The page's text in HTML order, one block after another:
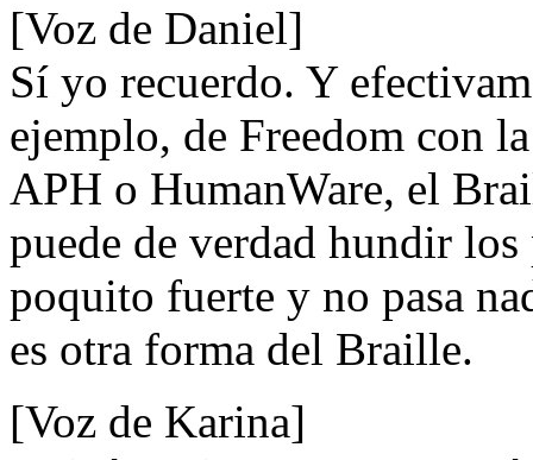
[Voz de Daniel]
Sí yo recuerdo. Y
ejemplo, de Freedom con
APH o HumanWare, el
puede de verdad hundir
poquito fuerte y no pasa
es otra forma del Braille.
[Voz de Karina]